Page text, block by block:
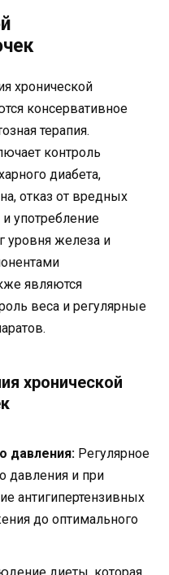
хронической
консервативное
терапия.
контроль
диабета,
отказ от вредных
употребление
уровня железа и
являются
веса и регулярные
хронической
давления: Регулярное
давления и при
антигипертензивных
до оптимального